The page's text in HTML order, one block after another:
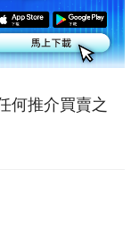
何推介買賣之